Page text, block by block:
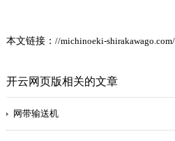
本文链接： //michinoeki-
开云网页版相关的文章
网带输送机